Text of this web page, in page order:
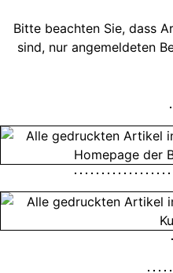
Bitte beachten Sie, dass
sind, nur angemeldeten